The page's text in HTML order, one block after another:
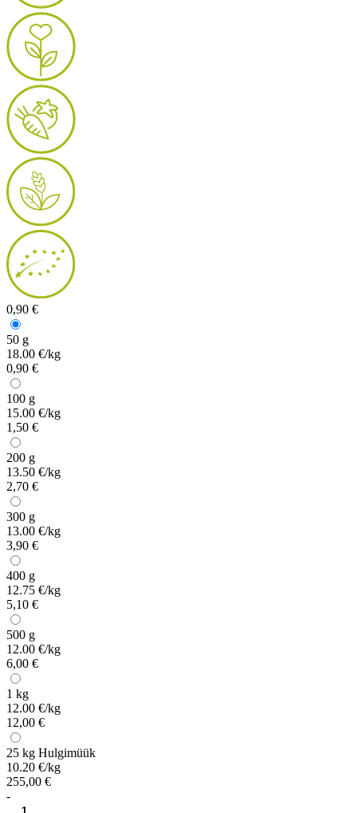
0,90 €
50 g
18.00 €/kg
0,90 €
100 g
15.00 €/kg
1,50 €
200 g
13.50 €/kg
2,70 €
300 g
13.00 €/kg
3,90 €
400 g
12.75 €/kg
5,10 €
500 g
12.00 €/kg
6,00 €
1 kg
12.00 €/kg
12,00 €
25 kg Hulgimüük
10.20 €/kg
255,00 €
-